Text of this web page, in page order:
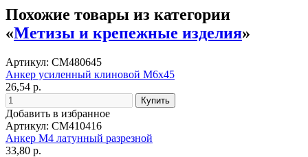
Похожие товары из категории
«Метизы и крепежные изделия»
Артикул: CM480645
Анкер усиленный клиновой М6х45
26,54 р.
Добавить в избранное
Артикул: CM410416
Анкер М4 латунный разрезной
33,80 р.